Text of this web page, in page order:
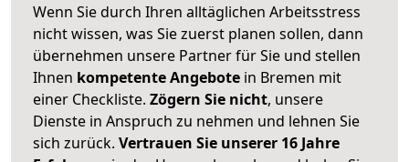
Wenn Sie durch Ihren alltäglichen Arbeitsstress
nicht wissen, was Sie zuerst planen sollen, dann
übernehmen unsere Partner für Sie und stellen
Ihnen kompetente Angebote in Bremen mit
einer Checkliste. Zögern Sie nicht, unsere
Dienste in Anspruch zu nehmen und lehnen Sie
sich zurück. Vertrauen Sie unserer 16 Jahre